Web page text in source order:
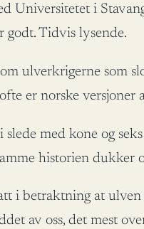
i
Tidvis lysende.
ulverkrigerne som
er norske versjoner
med kone og
historien dukker
i betraktning at
av oss, det mest